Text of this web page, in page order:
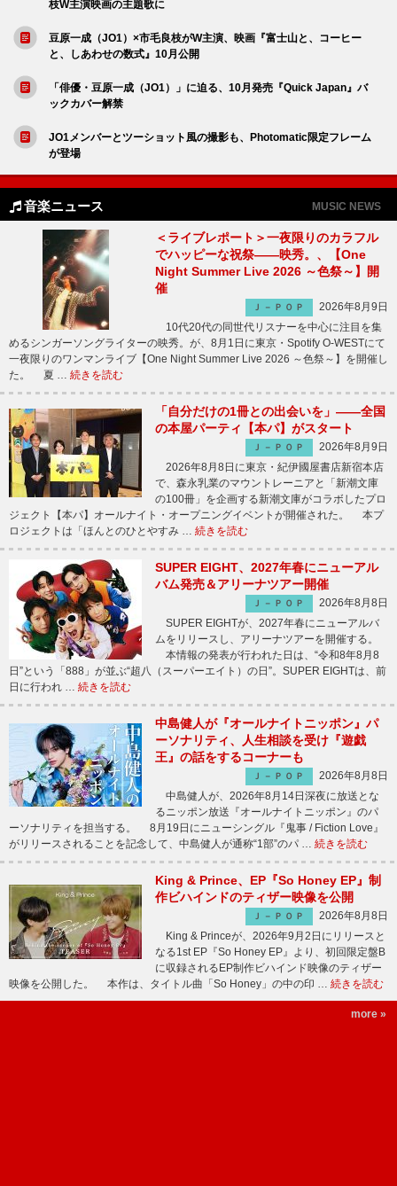
枝W主演映画の主題歌に
豆原一成（JO1）×市毛良枝がW主演、映画『富士山と、コーヒー
と、しあわせの数式』10月公開
「俳優・豆原一成（JO1）」に迫る、10月発売『Quick Japan』バ
ックカバー解禁
JO1メンバーとツーショット風の撮影も、Photomatic限定フレーム
が登場
音楽ニュース MUSIC NEWS
＜ライブレポート＞一夜限りのカラフル
でハッピーな祝祭――映秀。、【One
Night Summer Live 2026 ～色祭～】開
催
Ｊ－ＰＯＰ
2026年8月9日
10代20代の同世代リスナーを中心に注目を集
めるシンガーソングライターの映秀。が、8月1日に東京・Spotify O-WESTにて
一夜限りのワンマンライブ【One Night Summer Live 2026 ～色祭～】を開催し
た。 夏 … 続きを読む
「自分だけの1冊との出会いを」――全国
の本屋パーティ【本パ】がスタート
Ｊ－ＰＯＰ
2026年8月9日
2026年8月8日に東京・紀伊國屋書店新宿本店
で、森永乳業のマウントレーニアと「新潮文庫
の100冊」を企画する新潮文庫がコラボしたプロ
ジェクト【本パ】オールナイト・オープニングイベントが開催された。 本プ
ロジェクトは「ほんとのひとやすみ … 続きを読む
SUPER EIGHT、2027年春にニューアル
バム発売＆アリーナツアー開催
Ｊ－ＰＯＰ
2026年8月8日
SUPER EIGHTが、2027年春にニューアルバ
ムをリリースし、アリーナツアーを開催する。
本情報の発表が行われた日は、“令和8年8月8
日”という「888」が並ぶ“超八（スーパーエイト）の日”。SUPER EIGHTは、前
日に行われ … 続きを読む
中島健人が『オールナイトニッポン』パ
ーソナリティ、人生相談を受け『遊戯
王』の話をするコーナーも
Ｊ－ＰＯＰ
2026年8月8日
中島健人が、2026年8月14日深夜に放送とな
るニッポン放送『オールナイトニッポン』のパ
ーソナリティを担当する。 8月19日にニューシングル『鬼事 / Fiction Love』
がリリースされることを記念して、中島健人が通称“1部”のパ … 続きを読む
King & Prince、EP『So Honey EP』制
作ビハインドのティザー映像を公開
Ｊ－ＰＯＰ
2026年8月8日
King & Princeが、2026年9月2日にリリースと
なる1st EP『So Honey EP』より、初回限定盤B
に収録されるEP制作ビハインド映像のティザー
映像を公開した。 本作は、タイトル曲「So Honey」の中の印 … 続きを読む
more »